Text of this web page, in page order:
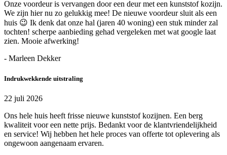
Onze voordeur is vervangen door een deur met een kunststof kozijn.
We zijn hier nu zo gelukkig mee! De nieuwe voordeur sluit als een
huis 😉 Ik denk dat onze hal (jaren 40 woning) een stuk minder zal
tochten! scherpe aanbieding gehad vergeleken met wat google laat
zien. Mooie afwerking!
- Marleen Dekker
Indrukwekkende uitstraling
22 juli 2026
Ons hele huis heeft frisse nieuwe kunststof kozijnen. Een berg
kwaliteit voor een nette prijs. Bedankt voor de klantvriendelijkheid
en service! Wij hebben het hele proces van offerte tot oplevering als
ongewoon aangenaam ervaren.